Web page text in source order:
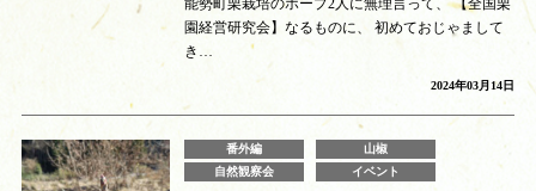
園経営研究会】なるものに、 初めておじゃまして
き…
2024年03月14日
番外編
山椒
自然観察会
イベント